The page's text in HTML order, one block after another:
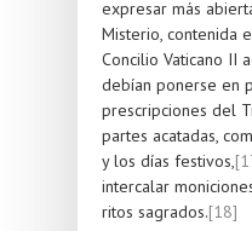
expresar más
Misterio, contenida
Concilio Vaticano II
debían ponerse en
prescripciones del
partes acatadas,
y los días festivos,
intercalar
ritos sagrados.[18]